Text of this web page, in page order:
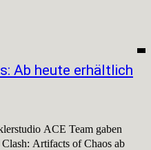
Ab heute erhältlich
ACE Team gaben
Artifacts of Chaos ab